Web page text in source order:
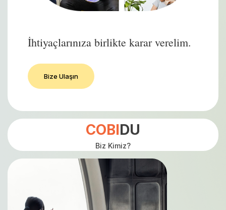
İhtiyaçlarınıza birlikte karar verelim.
Bize Ulaşın
COBIDU
Biz Kimiz?